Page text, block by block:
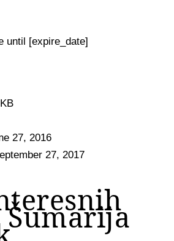
until [expire_date]
27, 2016
27, 2017
Šumarija